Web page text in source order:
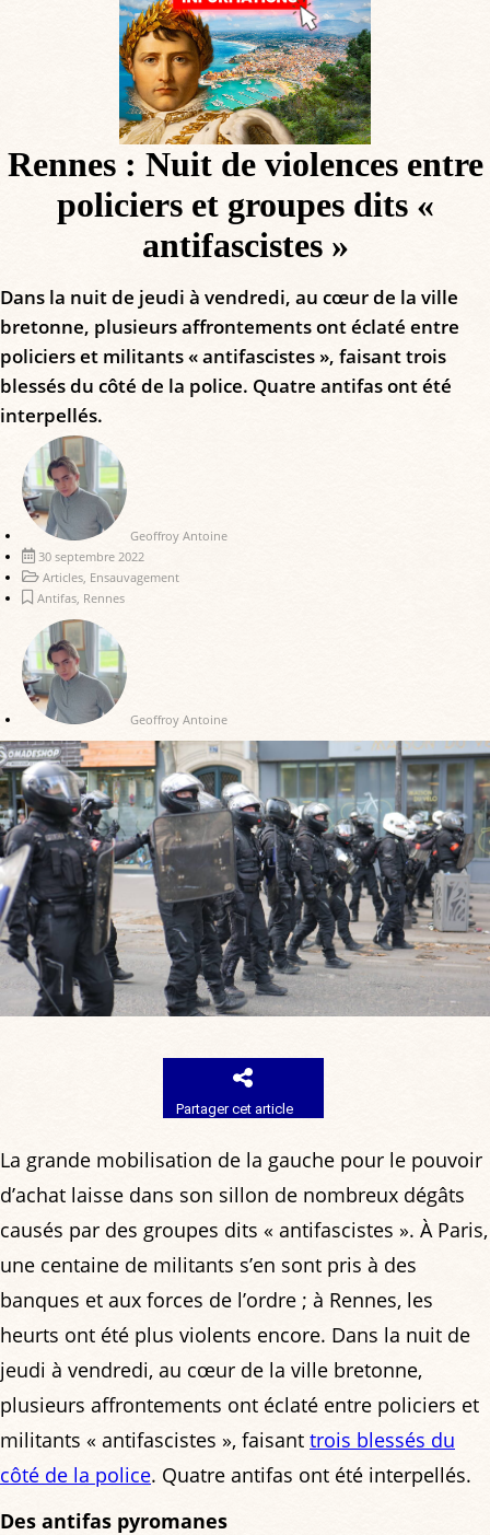
Rennes : Nuit de violences entre
policiers et groupes dits «
antifascistes »
Dans la nuit de jeudi à vendredi, au cœur de la ville
bretonne, plusieurs affrontements ont éclaté entre
policiers et militants « antifascistes », faisant trois
blessés du côté de la police. Quatre antifas ont été
interpellés.
Geoffroy Antoine
30 septembre 2022
Articles, Ensauvagement
Antifas, Rennes
Geoffroy Antoine
Partager cet article
La grande mobilisation de la gauche pour le pouvoir
d’achat laisse dans son sillon de nombreux dégâts
causés par des groupes dits « antifascistes ». À Paris,
une centaine de militants s’en sont pris à des
banques et aux forces de l’ordre ; à Rennes, les
heurts ont été plus violents encore. Dans la nuit de
jeudi à vendredi, au cœur de la ville bretonne,
plusieurs affrontements ont éclaté entre policiers et
militants « antifascistes », faisant trois blessés du
côté de la police. Quatre antifas ont été interpellés.
Des antifas pyromanes